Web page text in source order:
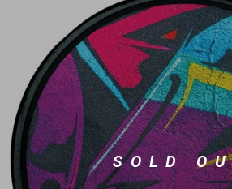
ベース
ドラム
キーボードSOLD